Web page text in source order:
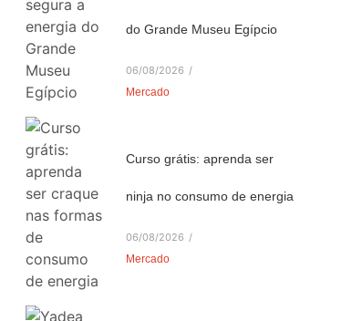
do Grande Museu Egípcio
06/08/2026 /
Mercado
Curso grátis: aprenda ser
ninja no consumo de energia
06/08/2026 /
Mercado